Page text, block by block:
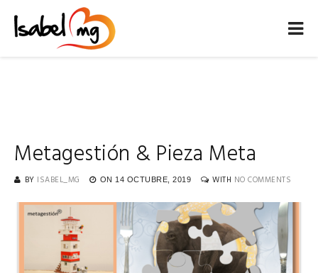
Metagestión & Pieza Meta
BY ISABEL_MG ON 14 OCTUBRE, 2019 WITH NO COMMENTS